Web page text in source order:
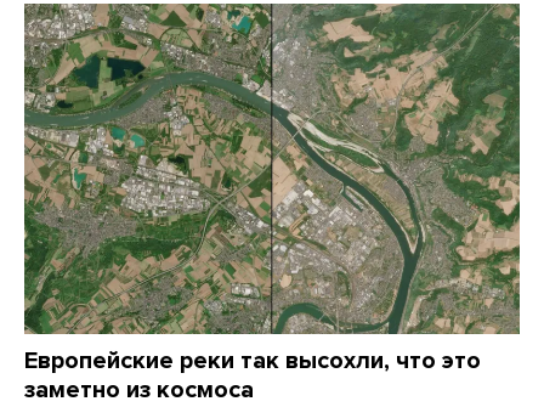
Европейские реки так высохли, что это
заметно из космоса